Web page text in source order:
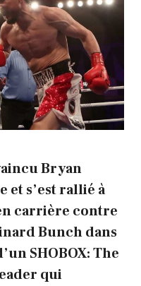
Bryan
et s’est rallié à
carrière contre
Bunch dans
SHOBOX: The
qui